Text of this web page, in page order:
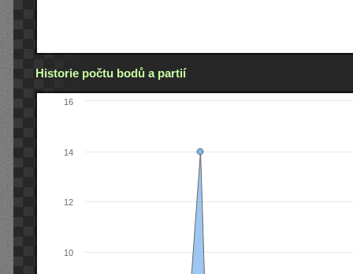
Historie počtu bodů a partií
10
12
14
16